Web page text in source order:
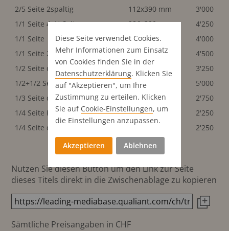
2/5 Seite 2spaltig
112x390 mm
3'000
1/1 Seite 4. U-Seite
286x390 mm
4'250
1/1 Seite
286x390 mm
4'000
1/1 Seite 2. U-Seite
286x390 mm
4'500
1/2 Seite quer
286x195 mm
3'250
1/2+1/2 Seite Panorama quer
596x195 mm
5'000
1/3 Seite quer
286x130 mm
2'750
1/4 Seite Kasten
170x163 mm
2'250
1/4 Seite quer
286x98 mm 2'250
Nutzen Sie diesen Button um den Link zur Seite
dieses Titels direkt in die Zwischenablage zu kopieren
Sämtliche Preisangaben in CHF
Diese Seite verwendet Cookies.
Mehr Informationen zum Einsatz
von Cookies finden Sie in der
Datenschutz­erklärung. Klicken Sie
auf "Akzeptieren", um Ihre
Zustimmung zu erteilen. Klicken
Sie auf Cookie-Einstellungen, um
die Einstellungen anzupassen.
Akzeptieren Ablehnen